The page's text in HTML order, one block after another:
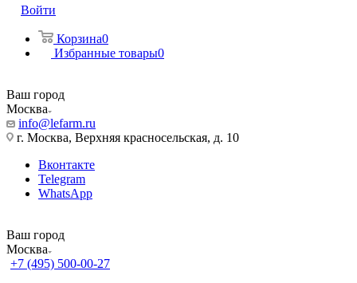
Войти
Корзина0
Избранные товары0
Ваш город
Москва
info@lefarm.ru
г. Москва, Верхняя красносельская, д. 10
Вконтакте
Telegram
WhatsApp
Ваш город
Москва
+7 (495) 500-00-27